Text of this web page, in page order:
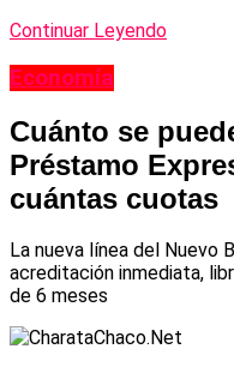
Continuar Leyendo
Economía
Cuánto se
Préstamo
cuántas cuotas
La nueva línea del Nuevo
acreditación inmediata,
de 6 meses